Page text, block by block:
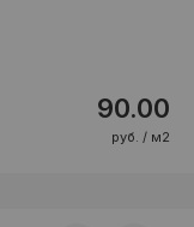
90.00
руб. / м2